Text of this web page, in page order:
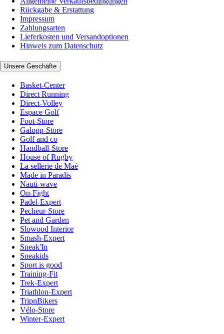
Rückgabe & Erstattung
Impressum
Zahlungsarten
Lieferkosten und Versandoptionen
Hinweis zum Datenschutz
Unsere Geschäfte
Basket-Center
Direct Running
Direct-Volley
Espace Golf
Foot-Store
Galopp-Store
Golf and co
Handball-Store
House of Rugby
La sellerie de Maé
Made in Paradis
Nauti-wave
On-Fight
Padel-Expert
Pecheur-Store
Pet and Garden
Slowood Interior
Smash-Expert
Sneak'In
Sneakids
Sport is good
Training-Fit
Trek-Expert
Triathlon-Expert
TripnBikers
Vélo-Store
Winter-Expert